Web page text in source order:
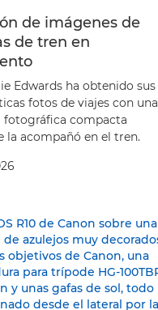
de imágenes de
de tren en
Edwards ha obtenido sus
fotos de viajes con una
fotográfica compacta
la acompañó en el tren.